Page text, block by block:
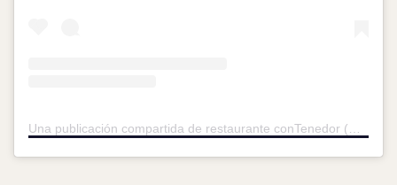
Una publicación compartida de restaurante conTenedor (@contenedor.restaurante)